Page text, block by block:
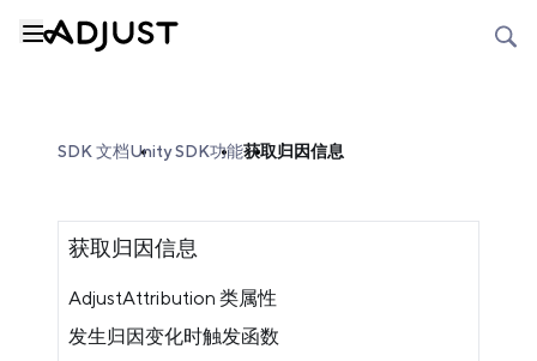
SDK 文档Unity SDK功能获取归因信息
获取归因信息
AdjustAttribution 类属性
发生归因变化时触发函数